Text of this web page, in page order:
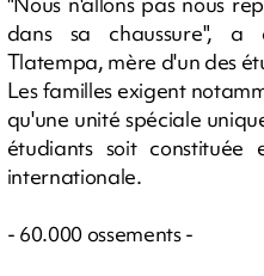
dans sa chaussure",
Tlatempa, mère d'un des
Les familles exigent
qu'une unité spéciale
étudiants soit constituée
internationale.
- 60.000 ossements -